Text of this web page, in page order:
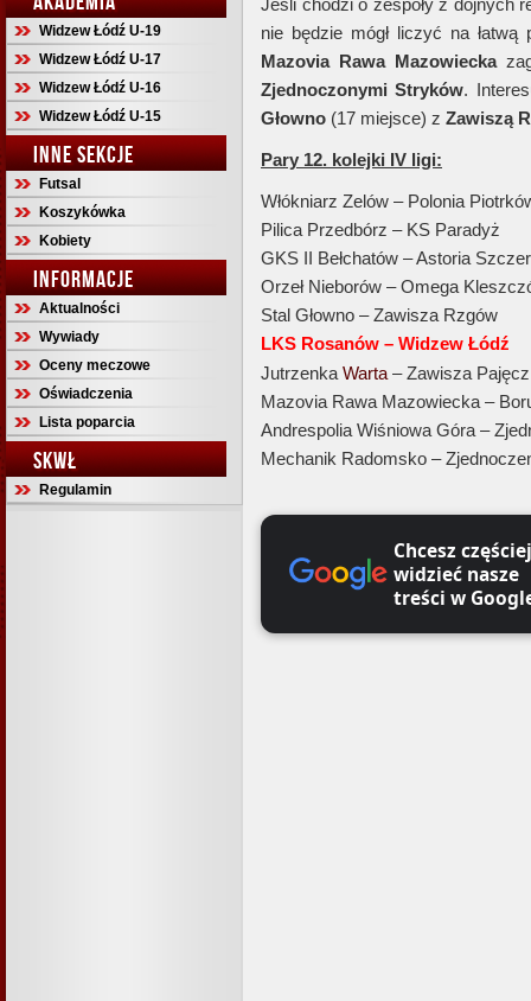
Widzew Łódź U-19
Widzew Łódź U-17
Widzew Łódź U-16
Widzew Łódź U-15
INNE SEKCJE
Futsal
Koszykówka
Kobiety
INFORMACJE
Aktualności
Wywiady
Oceny meczowe
Oświadczenia
Lista poparcia
SKWŁ
Regulamin
Jeśli chodzi o zespoły z dojnych
nie będzie mógł liczyć na łatwą
Mazovia Rawa Mazowiecka
Zjednoczonymi Stryków.
Głowno (17 miejsce) z Zawiszą
Pary 12. kolejki IV ligi:
Włókniarz Zelów – Polonia
Pilica Przedbórz – KS Paradyż
GKS II Bełchatów – Astoria
Orzeł Nieborów – Omega
Stal Głowno – Zawisza Rzgów
LKS Rosanów – Widzew Łódź
Jutrzenka Warta – Zawisza
Mazovia Rawa Mazowiecka –
Andrespolia Wiśniowa Góra –
Mechanik Radomsko –
Chcesz częściej
widzieć nasze
treści w